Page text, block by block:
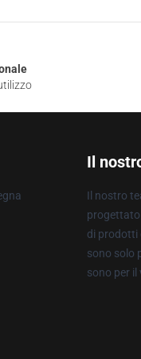
Il
Il nostro
di prodotti
sono solo
sono per